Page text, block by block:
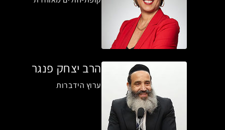
הרב יצחק פנגר
ערוץ הידברות